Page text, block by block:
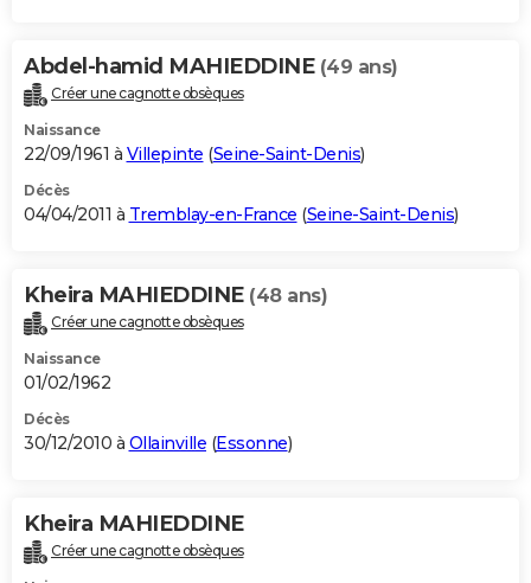
Abdel-hamid MAHIEDDINE (49 ans)
Créer une cagnotte obsèques
Naissance
22/09/1961 à Villepinte (Seine-Saint-Denis)
Décès
04/04/2011 à Tremblay-en-France (Seine-Saint-Denis)
Kheira MAHIEDDINE (48 ans)
Créer une cagnotte obsèques
Naissance
01/02/1962
Décès
30/12/2010 à Ollainville (Essonne)
Kheira MAHIEDDINE
Créer une cagnotte obsèques